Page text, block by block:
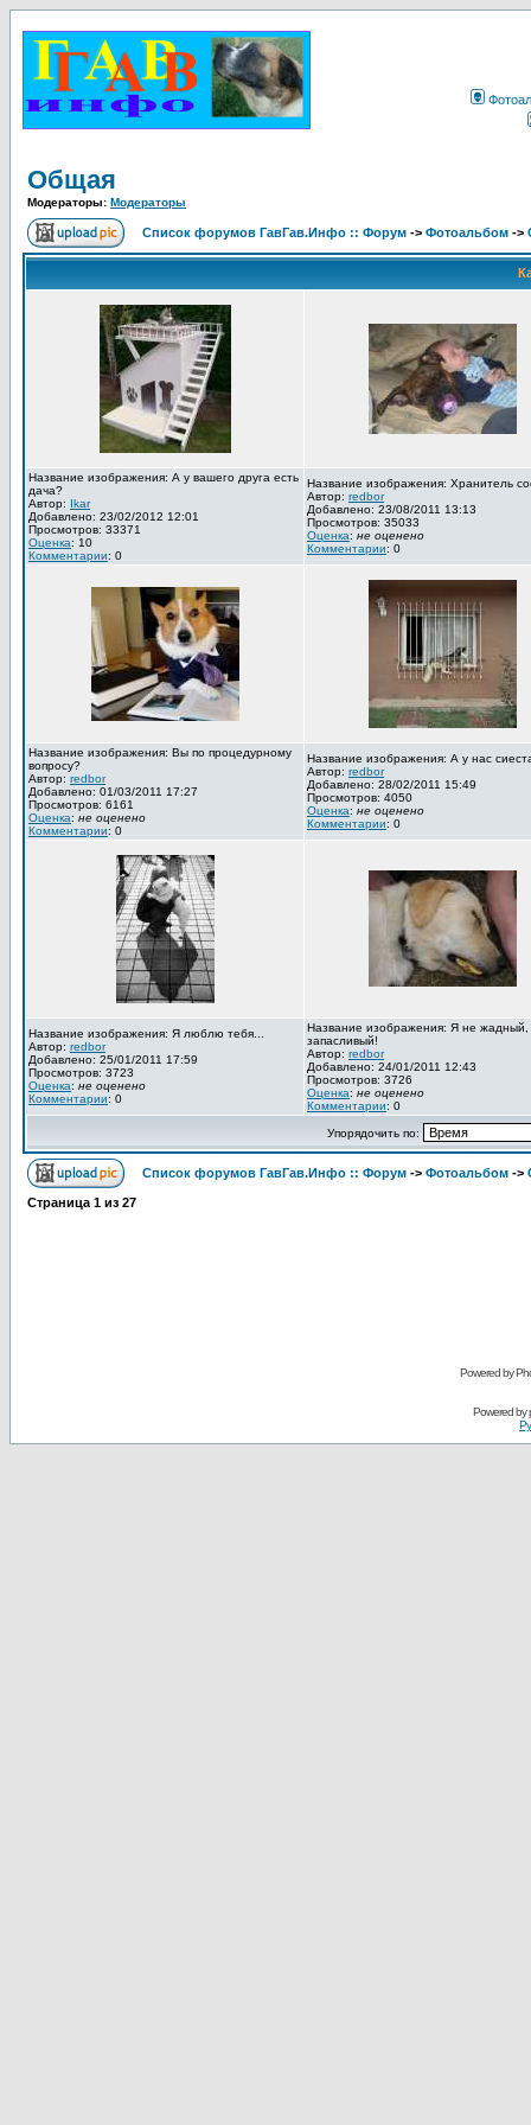
Общая
Модераторы: Модераторы
Список форумов ГавГав.Инфо :: Форум -> Фотоальбом ->
Название изображения: А у вашего друга есть
дача?
Автор: Ikar
Добавлено: 23/02/2012 12:01
Просмотров: 33371
Оценка: 10
Комментарии: 0
Название изображения: Хранитель
Автор: redbor
Добавлено: 23/08/2011 13:13
Просмотров: 35033
Оценка: не оценено
Комментарии: 0
Название изображения: Вы по процедурному
вопросу?
Автор: redbor
Добавлено: 01/03/2011 17:27
Просмотров: 6161
Оценка: не оценено
Комментарии: 0
Название изображения: А у нас
Автор: redbor
Добавлено: 28/02/2011 15:49
Просмотров: 4050
Оценка: не оценено
Комментарии: 0
Название изображения: Я люблю тебя...
Автор: redbor
Добавлено: 25/01/2011 17:59
Просмотров: 3723
Оценка: не оценено
Комментарии: 0
Название изображения: Я не жадный,
запасливый!
Автор: redbor
Добавлено: 24/01/2011 12:43
Просмотров: 3726
Оценка: не оценено
Комментарии: 0
Упорядочить по:
Список форумов ГавГав.Инфо :: Форум -> Фотоальбом ->
Страница 1 из 27
Powered by
Powered by